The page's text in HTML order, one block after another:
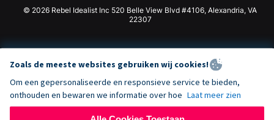
© 2026 Rebel Idealist Inc 520 Belle View Blvd #4106, Alexandria, VA
22307
Zoals de meeste websites gebruiken wij cookies!
Om een gepersonaliseerde en responsieve service te bieden,
onthouden en bewaren we informatie over hoe Laat meer zien